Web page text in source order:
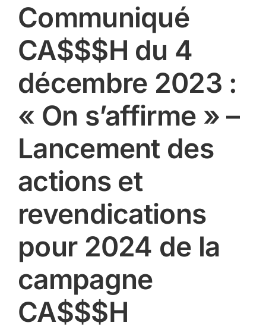
Communiqué
CA$$$H du 4
décembre 2023 :
« On s’affirme » –
Lancement des
actions et
revendications
pour 2024 de la
campagne
CA$$$H